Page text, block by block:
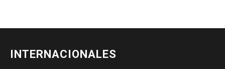
INTERNACIONALES